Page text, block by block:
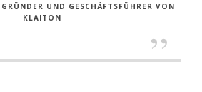
UND GESCHÄFTSFÜHRER VON
KLAITON